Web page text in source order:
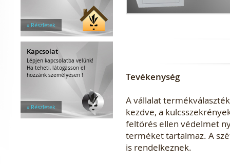
» Részletek
Kapcsolat
Lépjen kapcsolatba velünk!
Ha teheti, látogasson el
hozzánk személyesen !
» Részletek
Tevékenység
A vállalat
kezdve, a
feltörés ellen védelmet
terméket tartalmaz. A
is rendelkeznek.